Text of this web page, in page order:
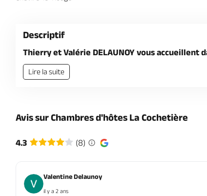
Descriptif
Thierry et Valérie DELAUNOY vous accueillent
Lire la suite
Avis sur Chambres d'hôtes La Cochetière
4.3 (8)
Valentine Delaunoy
il y a 2 ans